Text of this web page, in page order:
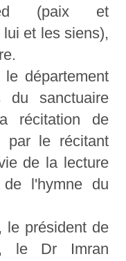
(paix et
et les siens),
département
du sanctuaire
récitation de
par le récitant
de la lecture
l'hymne du
le président de
le Dr Imran